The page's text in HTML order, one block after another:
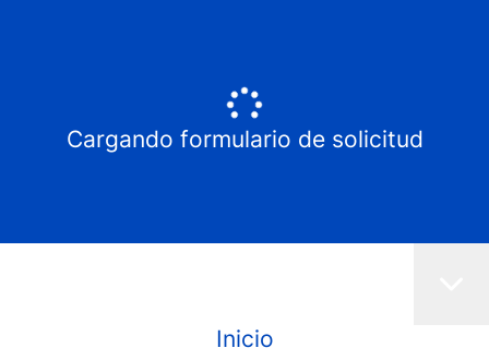
Cargando formulario de solicitud
Inicio